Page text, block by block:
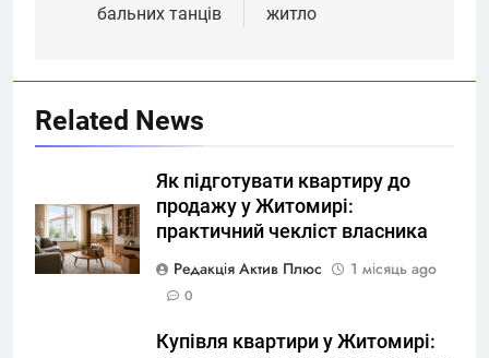
бальних танців
житло
Related News
Як підготувати квартиру до
продажу у Житомирі:
практичний чекліст власника
Редакція Актив Плюс
1 місяць ago
0
Купівля квартири у Житомирі: